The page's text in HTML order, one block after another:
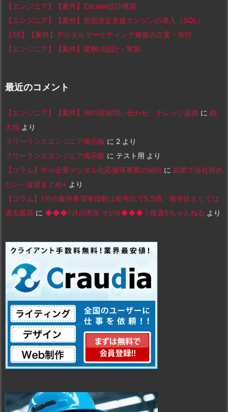
【エンジニア】【案件】Zscaler設計構築
【エンジニア】【案件】意思決定支援エンジンの導入（SQL）
【SE】【案件】デジタルマーケティング施策の立案・実行
【エンジニア】【案件】業務UI設計・実装
最近のコメント
【エンジニア】【案件】AWS技術問い合わせ、ナレッジ提供 に 鶴
大地 より
フリーランスエンジニア掲示板 に 2 より
フリーランスエンジニア掲示板 に テスト用 より
【コラム】中小企業デジタル化応援隊事業の傾向 に 副業で会社辞め
たい - 金速まとめ+ より
【コラム】1月の案件希望者指数は前年比で5.5倍、前年比としては
過去最高 に ◆◆◆1月の市況 その6◆◆◆ | 投資5ちゃんねる より